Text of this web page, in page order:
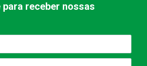
receber nossas